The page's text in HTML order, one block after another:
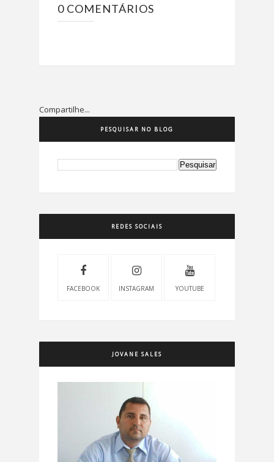
0 COMENTÁRIOS
Compartilhe...
PESQUISAR NO BLOG
REDES SOCIAIS
FACEBOOK INSTAGRAM YOUTUBE
JOVANE SALES